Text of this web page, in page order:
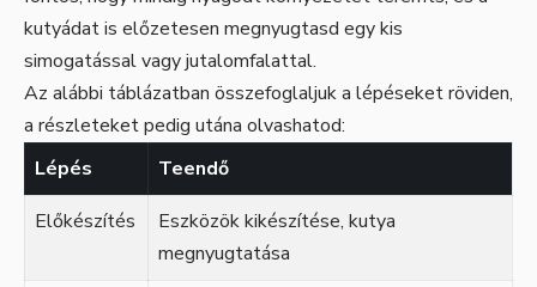
kutyádat is előzetesen megnyugtasd egy kis
simogatással vagy jutalomfalattal.
Az alábbi táblázatban összefoglaljuk a lépéseket röviden,
a részleteket pedig utána olvashatod:
Lépés
Teendő
Előkészítés
Eszközök kikészítése, kutya
megnyugtatása